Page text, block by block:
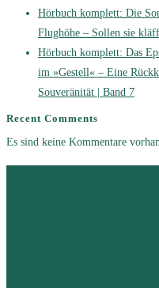
Hörbuch komplett: Die
Flughöhe – Sollen sie
Hörbuch komplett: Das
im »Gestell« – Eine
Souveränität | Band 7
Recent Comments
Es sind keine Kommentare